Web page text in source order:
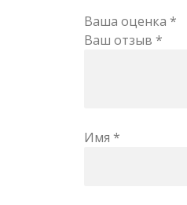
Ваша оценка *
Ваш отзыв *
Имя *